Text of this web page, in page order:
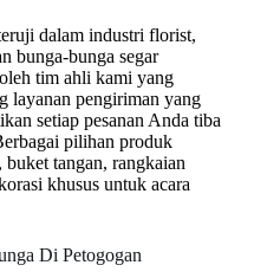
dalam industri florist,
bunga-bunga segar
tim ahli kami yang
layanan pengiriman yang
setiap pesanan Anda tiba
pilihan produk
tangan, rangkaian
khusus untuk acara
Di Petogogan